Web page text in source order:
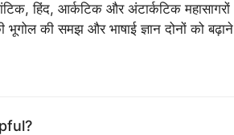
हिंद, आर्कटिक और अंटार्कटिक महासागरों
की समझ और भाषाई ज्ञान दोनों को बढ़ाने